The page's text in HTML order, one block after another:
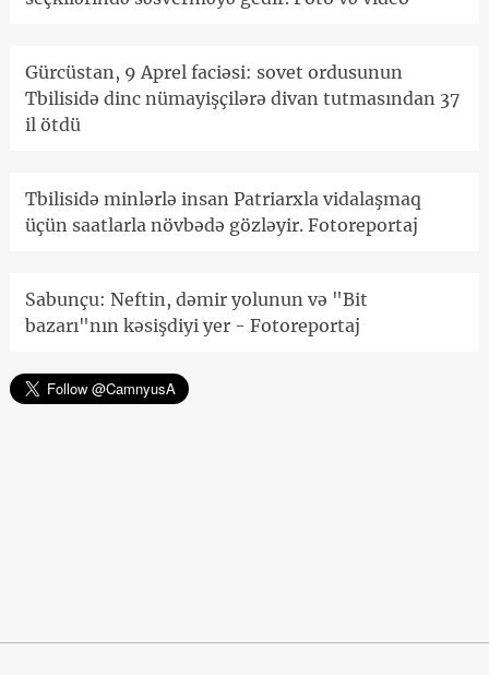
Gürcüstan, 9 Aprel faciəsi: sovet ordusunun
Tbilisidə dinc nümayişçilərə divan tutmasından 37
il ötdü
Tbilisidə minlərlə insan Patriarxla vidalaşmaq
üçün saatlarla növbədə gözləyir. Fotoreportaj
Sabunçu: Neftin, dəmir yolunun və "Bit
bazarı"nın kəsişdiyi yer - Fotoreportaj